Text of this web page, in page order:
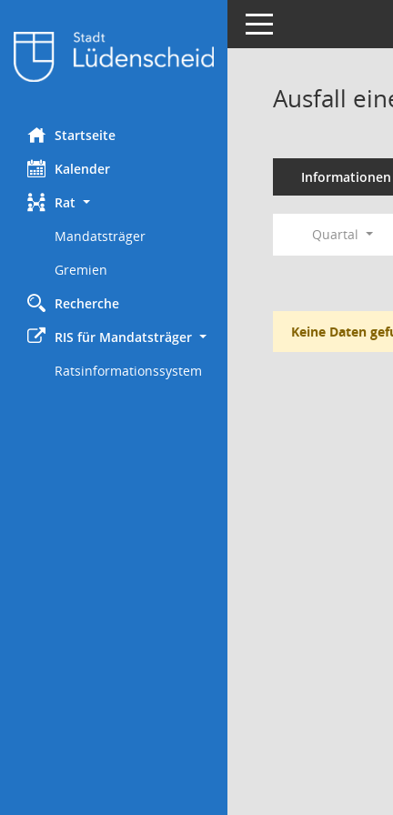
Startseite
Kalender
Rat
Mandatsträger
Gremien
Recherche
RIS für Mandatsträger
Ratsinformationssystem
Toggle navigation
Ausfall
Informationen
Quartal
Keine Daten